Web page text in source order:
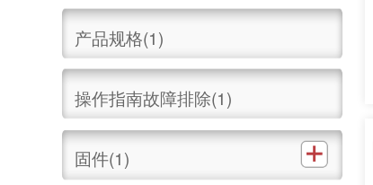
产品规格(1)
操作指南故障排除(1)
固件(1)